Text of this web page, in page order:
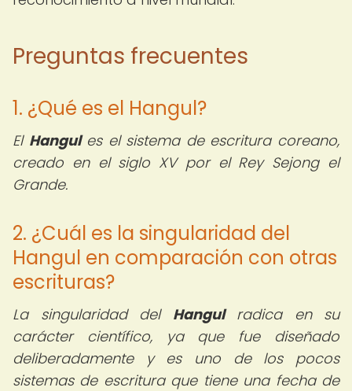
Preguntas frecuentes
1. ¿Qué es el Hangul?
El Hangules el sistema de escritura coreano,
creado en el siglo XV por el Rey Sejong el
Grande.
2. ¿Cuál es la singularidad del
Hangul en comparación con otras
escrituras?
La singularidad del Hangulradica en su
carácter científico, ya que fue diseñado
deliberadamente y es uno de los pocos
sistemas de escritura que tiene una fecha de